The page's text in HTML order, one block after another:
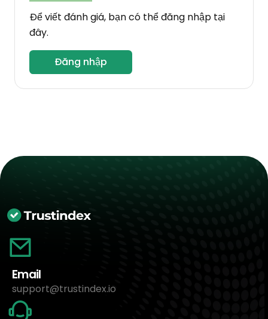
Để viết đánh giá, bạn có thể đăng nhập tại
đây.
Đăng nhập
Email
support@trustindex.io